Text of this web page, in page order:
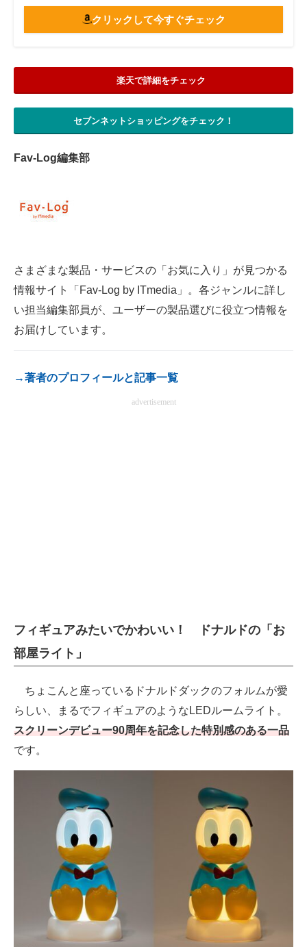
エレクトロニクス専門サイト
ちょっと気になるネットの話題
クリックして今すぐチェック
楽天で詳細をチェック
セブンネットショッピングをチェック！
Fav-Log編集部
さまざまな製品・サービスの「お気に入り」が見つかる
情報サイト「Fav-Log by ITmedia」。各ジャンルに詳し
い担当編集部員が、ユーザーの製品選びに役立つ情報を
お届けしています。
→著者のプロフィールと記事一覧
advertisement
フィギュアみたいでかわいい！ ドナルドの「お
部屋ライト」
ちょこんと座っているドナルドダックのフォルムが愛
らしい、まるでフィギュアのようなLEDルームライト。
スクリーンデビュー90周年を記念した特別感のある一品
です。